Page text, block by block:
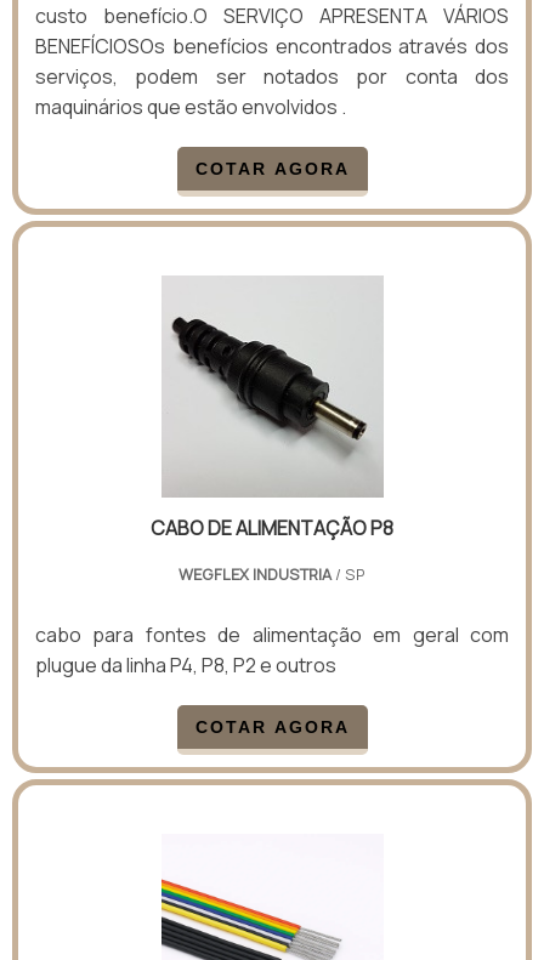
custo benefício.O SERVIÇO APRESENTA VÁRIOS
BENEFÍCIOSOs benefícios encontrados através dos
serviços, podem ser notados por conta dos
maquinários que estão envolvidos .
COTAR AGORA
CABO DE ALIMENTAÇÃO P8
WEGFLEX INDUSTRIA/ SP
cabo para fontes de alimentação em geral com
plugue da linha P4, P8, P2 e outros
COTAR AGORA